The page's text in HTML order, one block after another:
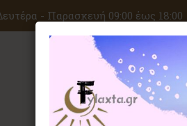
- Παρασκευή 09:00 έως 18:00